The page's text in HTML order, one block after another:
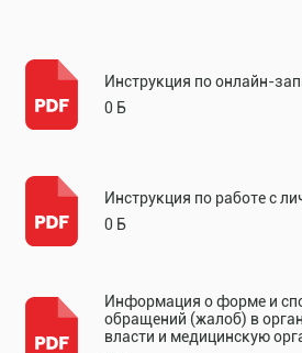
Инструкция по онлайн-
0 Б
Инструкция по работе с
0 Б
Информация о форме и
обращений (жалоб) в
власти и медицинскую